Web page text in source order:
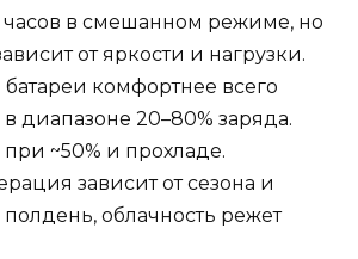
часов в смешанном режиме, но
от яркости и нагрузки.
комфортнее всего
в диапазоне 20–80% заряда.
~50% и прохладе.
зависит от сезона и
облачность режет